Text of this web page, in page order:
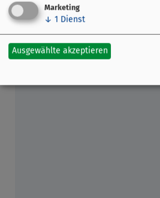
Dauer der Tour:
Gruppen-Touren auf Anfrage
Marketing
↓ 1 Dienst
Ausgewählte akzeptieren